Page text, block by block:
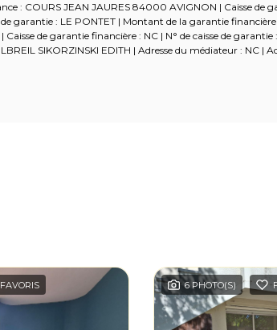
: COURS JEAN JAURES 84000 AVIGNON | Caisse de
de garantie : LE PONTET | Montant de la garantie
de garantie financière : NC | N° de caisse de garantie
SIKORZINSKI EDITH | Adresse du médiateur : NC |
FAVORIS 6 PHOTO(S)